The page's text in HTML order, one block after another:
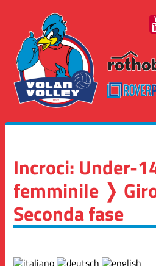
Incroci: Under-
femminile ❭
Seconda fase